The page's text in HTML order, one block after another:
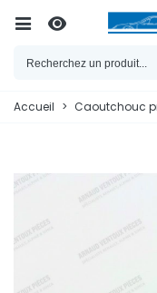
Accueil > Caoutchouc